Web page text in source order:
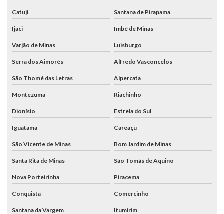
Catuji Santana de Pirapama
Ijaci Imbé de Minas
Varjão de Minas Luisburgo
Serra dos Aimorés Alfredo Vasconcelos
São Thomé das Letras Alpercata
Montezuma Riachinho
Dionísio Estrela do Sul
Iguatama Careaçu
São Vicente de Minas Bom Jardim de Minas
Santa Rita de Minas São Tomás de Aquino
Nova Porteirinha Piracema
Conquista Comercinho
Santana da Vargem Itumirim